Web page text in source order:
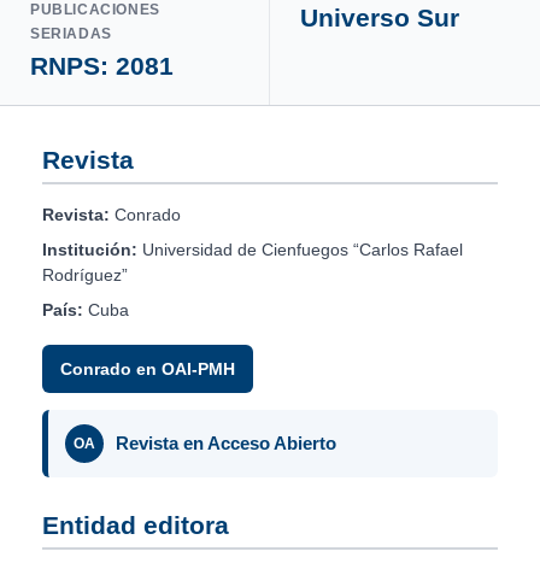
PUBLICACIONES
SERIADAS
RNPS: 2081
Universo Sur
Revista
Revista: Conrado
Institución: Universidad de Cienfuegos “Carlos Rafael
Rodríguez”
País: Cuba
Conrado en OAI-PMH
OA Revista en Acceso Abierto
Entidad editora